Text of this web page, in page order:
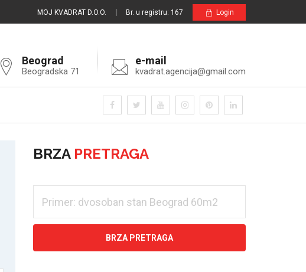
MOJ KVADRAT D.O.O. Br. u registru: 167 Login
Beograd
Beogradska 71
e-mail
kvadrat.agencija@gmail.com
BRZAPRETRAGA
BRZA PRETRAGA